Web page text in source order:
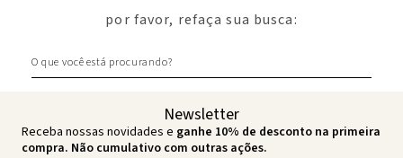
por favor, refaça sua busca:
Newsletter
Receba nossas novidades e ganhe 10% de desconto na primeira
compra. Não cumulativo com outras ações.